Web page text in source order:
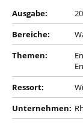
Ausgabe:
Bereiche:
Themen:
Ressort:
Unternehmen: